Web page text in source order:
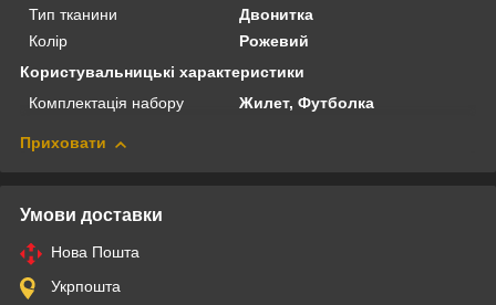
Тип тканини
Двонитка
Колір
Рожевий
Користувальницькі характеристики
Комплектація набору
Жилет, Футболка
Приховати
Умови доставки
Нова Пошта
Укрпошта